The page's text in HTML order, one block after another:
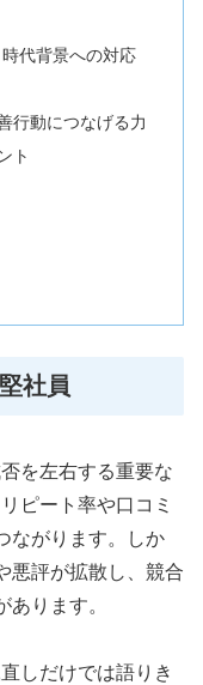
代背景への対応
行動につなげる力
ト
社員
を左右する重要な
ピート率や口コミ
ながります。しか
悪評が拡散し、競合
ります。
しだけでは語りき